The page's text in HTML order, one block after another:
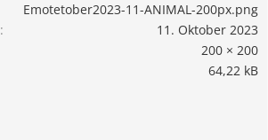
Emotetober2023-11-ANIMAL-200px.png
11. Oktober 2023
200 × 200
64,22 kB